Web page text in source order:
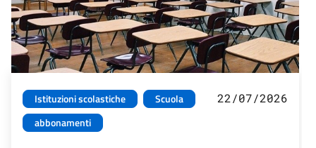
Istituzioni scolastiche
Scuola
abbonamenti
22/07/2026